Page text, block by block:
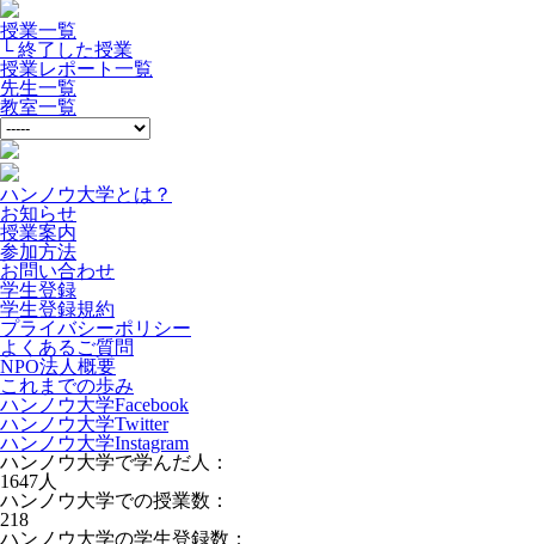
授業一覧
└ 終了した授業
授業レポート一覧
先生一覧
教室一覧
ハンノウ大学とは？
お知らせ
授業案内
参加方法
お問い合わせ
学生登録
学生登録規約
プライバシーポリシー
よくあるご質問
NPO法人概要
これまでの歩み
ハンノウ大学Facebook
ハンノウ大学Twitter
ハンノウ大学Instagram
ハンノウ大学で学んだ人：
1647人
ハンノウ大学での授業数：
218
ハンノウ大学の学生登録数：